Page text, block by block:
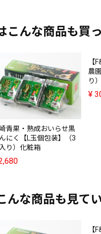
こんな商品も買
青果・熟成おいらせ黒
にく【L玉個包装】（3
り）化粧箱
【
農
り
¥
んな商品も見て
【